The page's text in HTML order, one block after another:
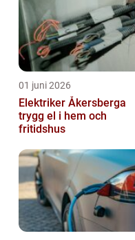
01 juni 2026
Elektriker Åkersberga
trygg el i hem och
fritidshus